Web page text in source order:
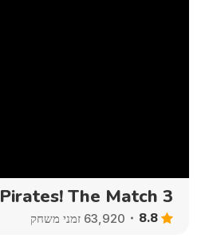
Pirates! The Match 3
8.8 63,920 זמני משחק